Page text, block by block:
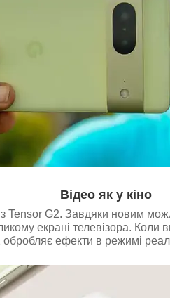
Відео як у кіно
Tensor G2. Завдяки новим
екрані телевізора. Коли
обробляє ефекти в режимі